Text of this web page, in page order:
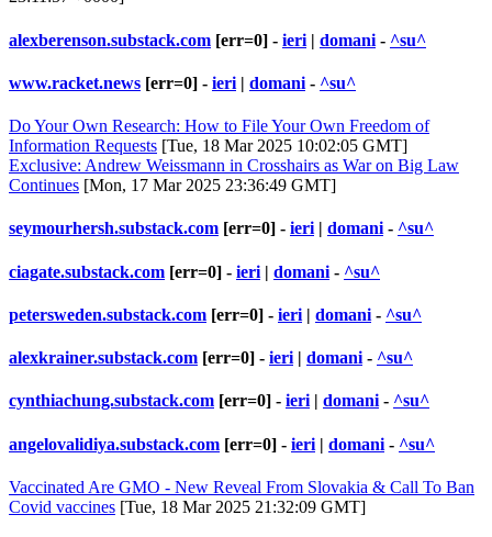
alexberenson.substack.com [err=0] - ieri | domani - ^su^
www.racket.news [err=0] - ieri | domani - ^su^
Do Your Own Research: How to File Your Own Freedom of
Information Requests [Tue, 18 Mar 2025 10:02:05 GMT]
Exclusive: Andrew Weissmann in Crosshairs as War on Big Law
Continues [Mon, 17 Mar 2025 23:36:49 GMT]
seymourhersh.substack.com [err=0] - ieri | domani - ^su^
ciagate.substack.com [err=0] - ieri | domani - ^su^
petersweden.substack.com [err=0] - ieri | domani - ^su^
alexkrainer.substack.com [err=0] - ieri | domani - ^su^
cynthiachung.substack.com [err=0] - ieri| domani- ^su^
angelovalidiya.substack.com [err=0] - ieri | domani - ^su^
Vaccinated Are GMO - New Reveal From Slovakia & Call To Ban
Covid vaccines [Tue, 18 Mar 2025 21:32:09 GMT]